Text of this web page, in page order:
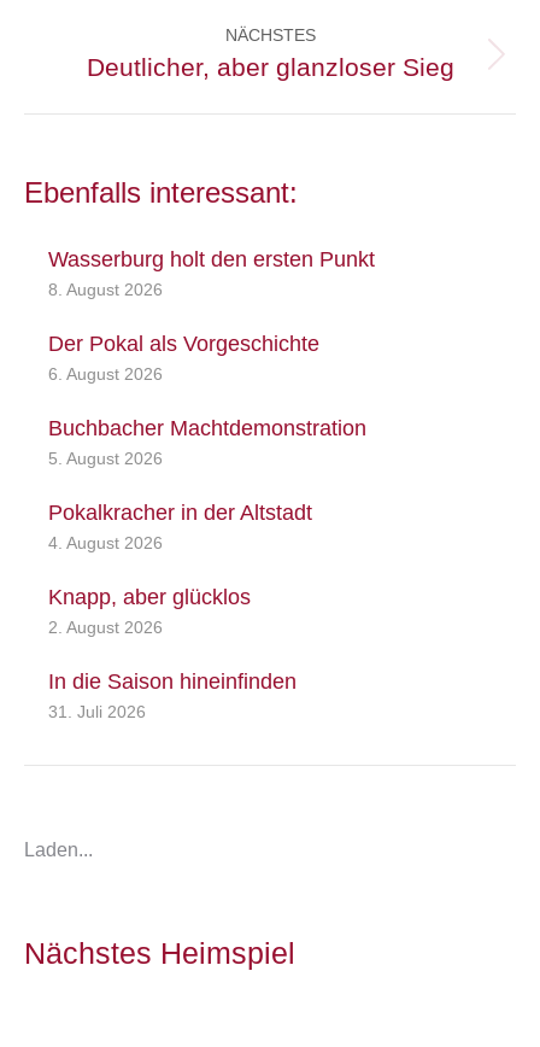
NÄCHSTES
Nächster
Deutlicher, aber glanzloser Sieg
Ebenfalls interessant:
Wasserburg holt den ersten Punkt
8. August 2026
Der Pokal als Vorgeschichte
6. August 2026
Buchbacher Machtdemonstration
5. August 2026
Pokalkracher in der Altstadt
4. August 2026
Knapp, aber glücklos
2. August 2026
In die Saison hineinfinden
31. Juli 2026
Laden...
Nächstes Heimspiel